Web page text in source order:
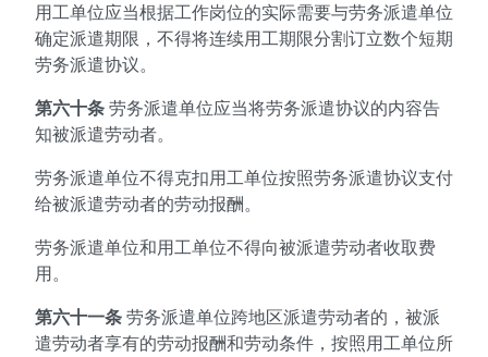
用工单位应当根据工作岗位的实际需要与劳务派遣单位
确定派遣期限，不得将连续用工期限分割订立数个短期
劳务派遣协议。
第六十条 劳务派遣单位应当将劳务派遣协议的内容告
知被派遣劳动者。
劳务派遣单位不得克扣用工单位按照劳务派遣协议支付
给被派遣劳动者的劳动报酬。
劳务派遣单位和用工单位不得向被派遣劳动者收取费
用。
第六十一条 劳务派遣单位跨地区派遣劳动者的，被派
遣劳动者享有的劳动报酬和劳动条件，按照用工单位所